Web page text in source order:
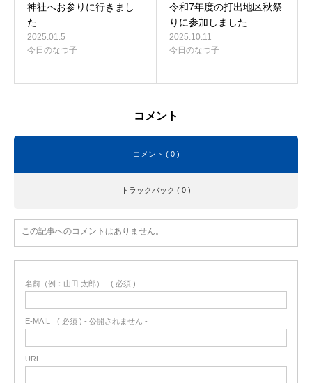
神社へお参りに行きまし
た
2025.01.5
今日のなつ子
令和7年度の打出地区秋祭
りに参加しました
2025.10.11
今日のなつ子
コメント
コメント ( 0 )
トラックバック ( 0 )
この記事へのコメントはありません。
名前（例：山田 太郎） ( 必須 )
E-MAIL ( 必須 ) - 公開されません -
URL